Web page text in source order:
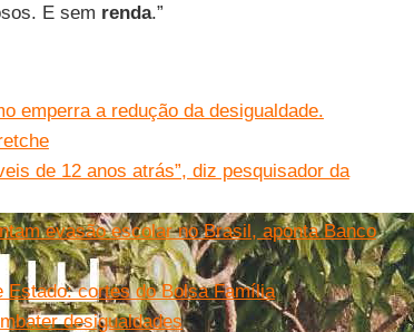
E sem renda.”
emperra a redução da desigualdade.
de 12 anos atrás”, diz pesquisador da
evasão escolar no Brasil, aponta Banco
Estado: cortes do Bolsa Família
desigualdades